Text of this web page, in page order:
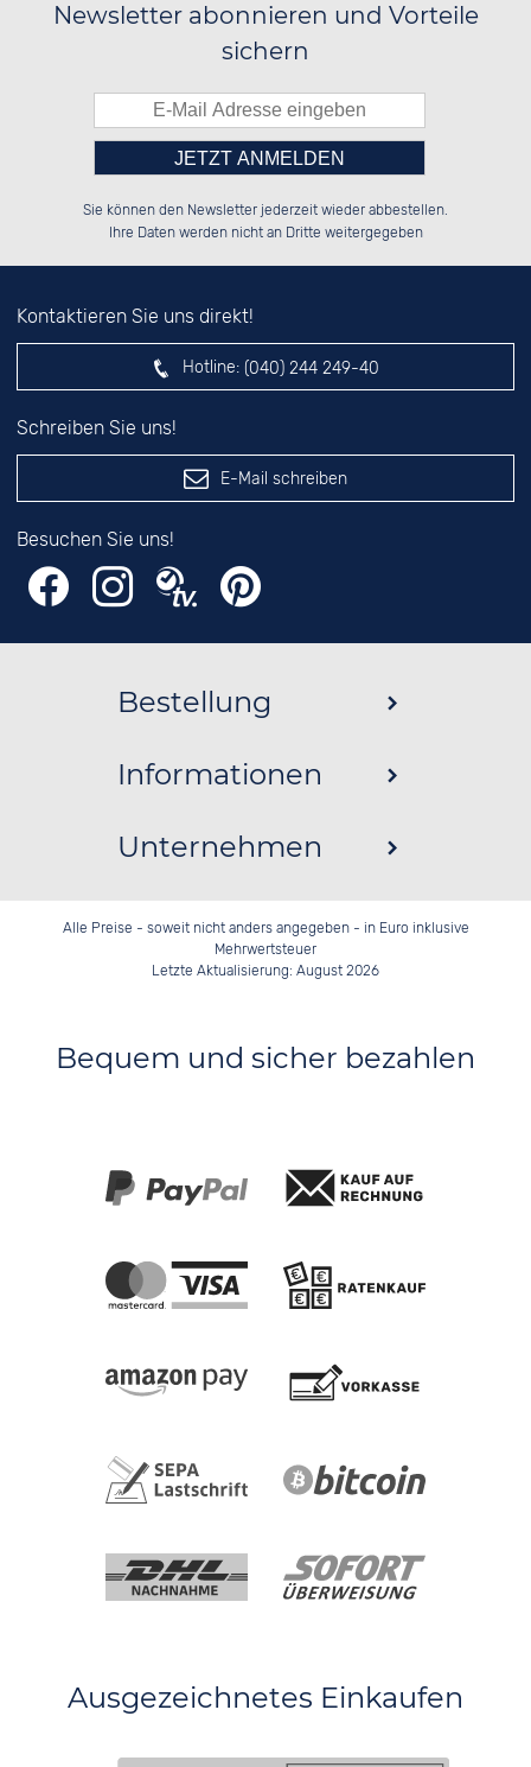
Newsletter abonnieren und Vorteile
sichern
██░░██░░██░░██░░░░████░░██░░██░░
██████░░██████░░░░░░██░░██████░░
██░░██░░░░░░██░░░░░░██░░██░░██░░
Bitte tragen Sie die Zahl in
das nebenstehende Feld ein.
Sie können den Newsletter jederzeit wieder abbestellen.
Ihre Daten werden nicht an Dritte weitergegeben
Kontaktieren Sie uns direkt!
Hotline: (040) 244 249-40
Schreiben Sie uns!
E-Mail schreiben
Besuchen Sie uns!
Bestellung
Informationen
Unternehmen
Alle Preise - soweit nicht anders angegeben - in Euro inklusive
Mehrwertsteuer
Letzte Aktualisierung: August 2026
Bequem und sicher bezahlen
Ausgezeichnetes Einkaufen